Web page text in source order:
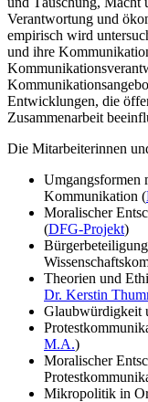
Verantwortung und
empirisch wird
und ihre
Entwicklungen, die
Zusammenarbeit
Die Mitarbeiterinnen
Umgangsformen
Kommunikation (
Moralischer
(DFG-Projekt)
Theorien und
Dr. Kerstin
Glaubwürdigkeit
M.A.)
Moralischer
Mikropolitik in